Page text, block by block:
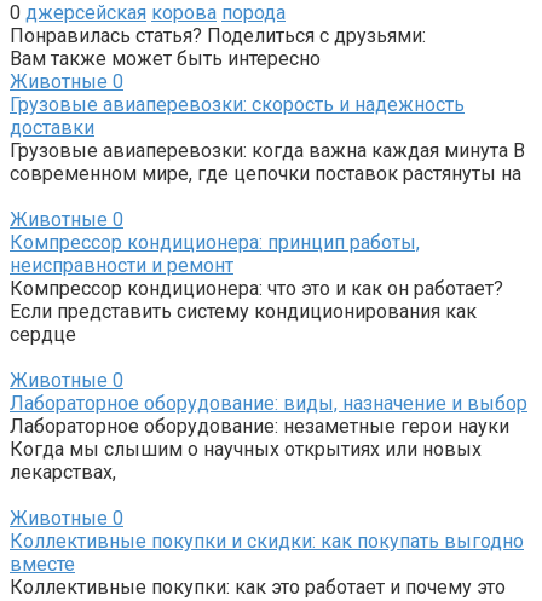
0 джерсейская корова порода
Понравилась статья? Поделиться с друзьями:
Вам также может быть интересно
Животные 0
Грузовые авиаперевозки: скорость и надежность
доставки
Грузовые авиаперевозки: когда важна каждая минута В
современном мире, где цепочки поставок растянуты на
Животные 0
Компрессор кондиционера: принцип работы,
неисправности и ремонт
Компрессор кондиционера: что это и как он работает?
Если представить систему кондиционирования как
сердце
Животные 0
Лабораторное оборудование: виды, назначение и выбор
Лабораторное оборудование: незаметные герои науки
Когда мы слышим о научных открытиях или новых
лекарствах,
Животные 0
Коллективные покупки и скидки: как покупать выгодно
вместе
Коллективные покупки: как это работает и почему это